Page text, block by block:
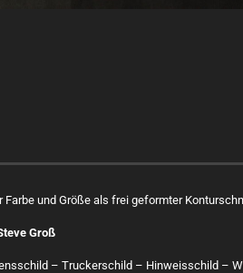
Farbe und Größe als frei geformter
Groß
– Truckerschild – Hinweisschild –